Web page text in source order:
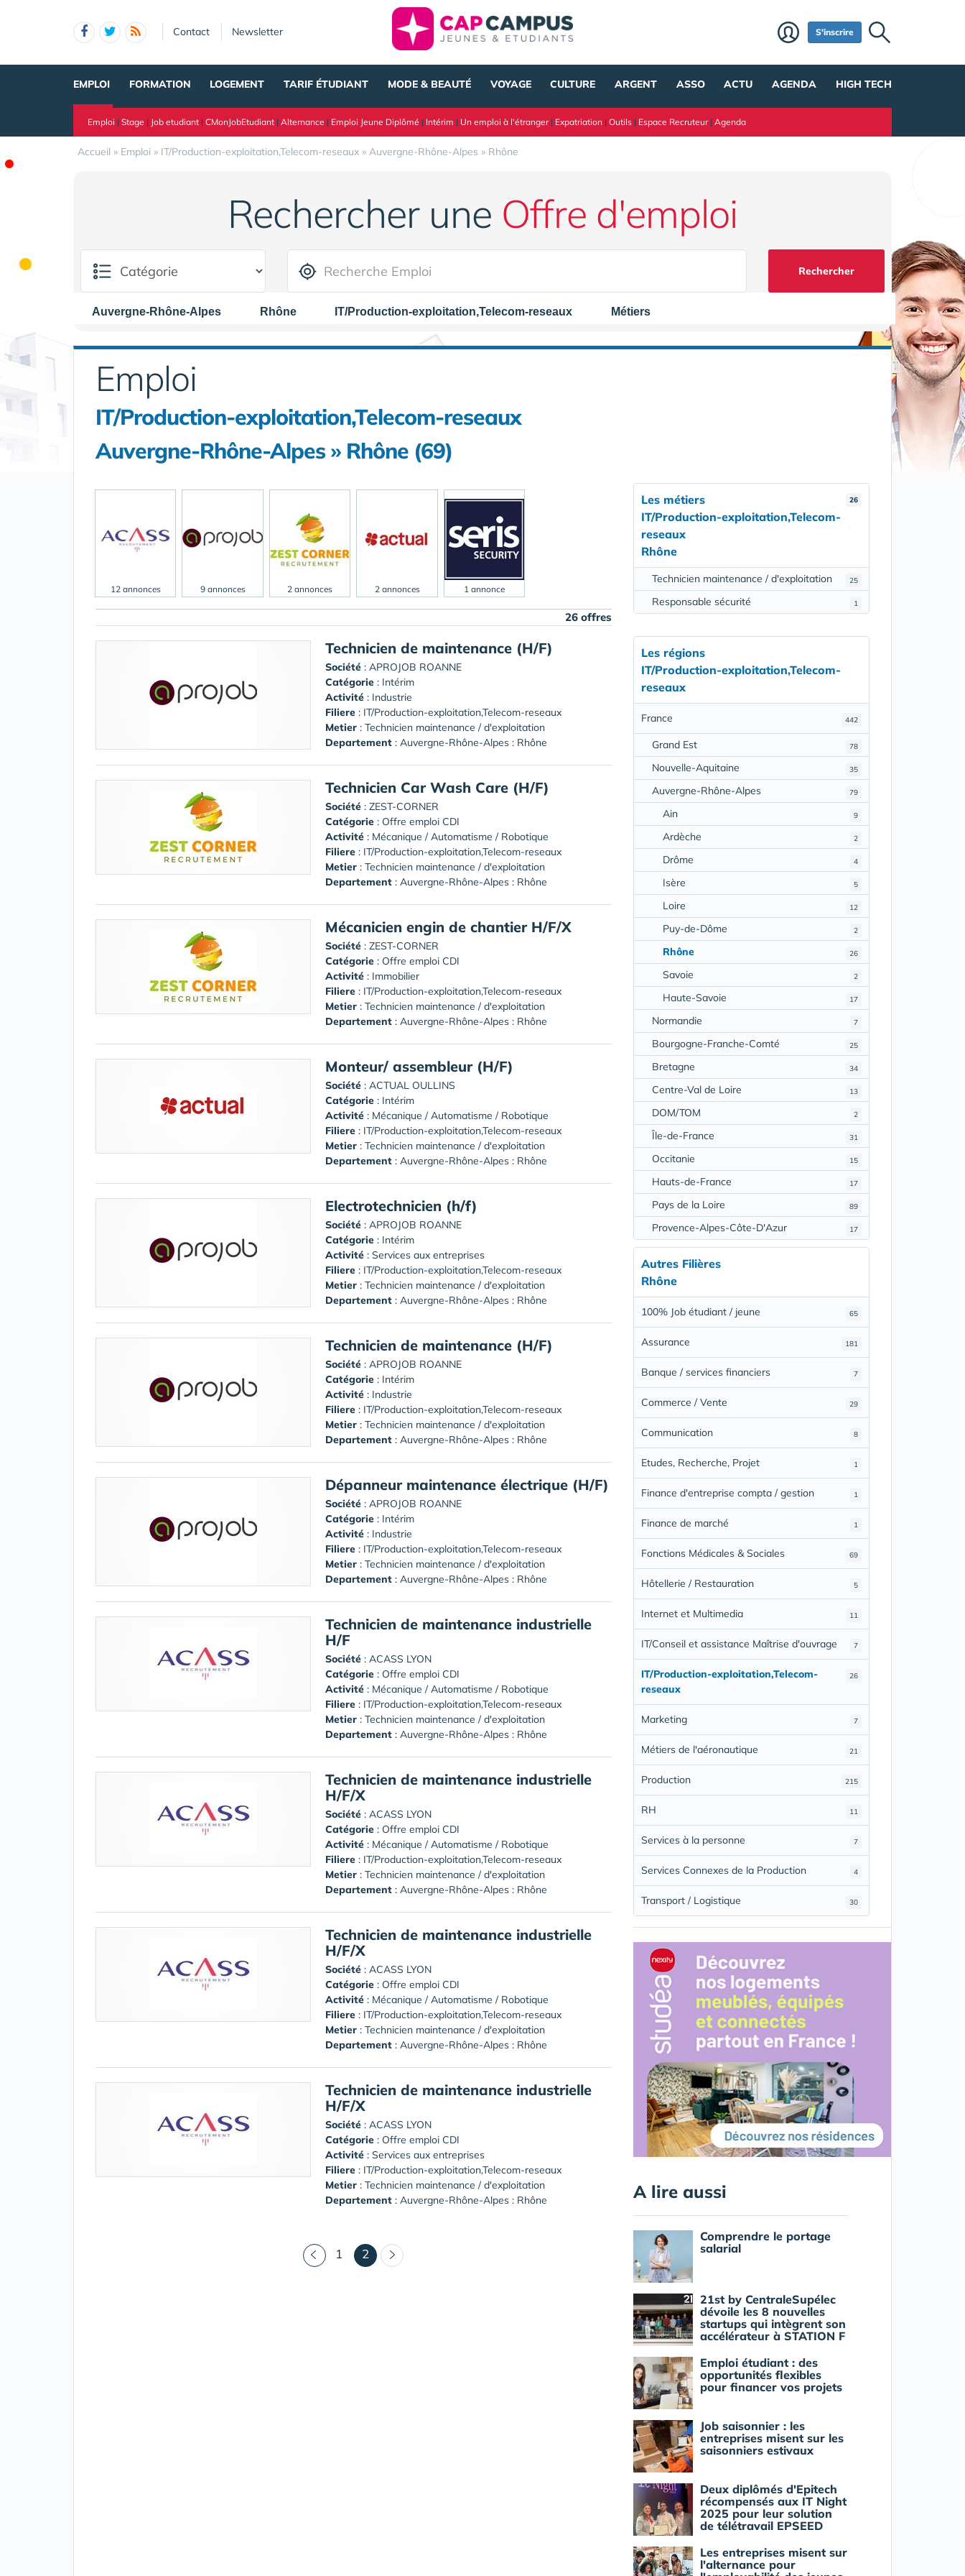
Contact Newsletter S'inscrire
EMPLOI FORMATION LOGEMENT TARIF ÉTUDIANT MODE & BEAUTÉ VOYAGE CULTURE ARGENT ASSO ACTU AGENDA HIGH TECH
Emploi | Stage | Job etudiant | CMonJobEtudiant | Alternance | Emploi Jeune Diplômé | Intérim | Un emploi à l'étranger| Expatriation | Outils | Espace Recruteur| Agenda
Accueil » Emploi » IT/Production-exploitation,Telecom-reseaux » Auvergne-Rhône-Alpes » Rhône
Rechercher une Offre d'emploi
Rechercher
Auvergne-Rhône-Alpes Rhône IT/Production-exploitation,Telecom-reseaux Métiers
Emploi
IT/Production-exploitation,Telecom-reseaux
Auvergne-Rhône-Alpes » Rhône (69)
12 annonces 9 annonces 2 annonces 2 annonces 1 annonce
26 offres
Technicien de maintenance (H/F)
Société : APROJOB ROANNE
Catégorie : Intérim
Activité : Industrie
Filiere : IT/Production-exploitation,Telecom-reseaux
Metier : Technicien maintenance / d'exploitation
Departement : Auvergne-Rhône-Alpes : Rhône
Technicien Car Wash Care (H/F)
Société : ZEST-CORNER
Catégorie : Offre emploi CDI
Activité : Mécanique / Automatisme / Robotique
Filiere : IT/Production-exploitation,Telecom-reseaux
Metier : Technicien maintenance / d'exploitation
Departement : Auvergne-Rhône-Alpes : Rhône
Mécanicien engin de chantier H/F/X
Société : ZEST-CORNER
Catégorie : Offre emploi CDI
Activité : Immobilier
Filiere : IT/Production-exploitation,Telecom-reseaux
Metier : Technicien maintenance / d'exploitation
Departement : Auvergne-Rhône-Alpes : Rhône
Monteur/ assembleur (H/F)
Société : ACTUAL OULLINS
Catégorie : Intérim
Activité : Mécanique / Automatisme / Robotique
Filiere : IT/Production-exploitation,Telecom-reseaux
Metier : Technicien maintenance / d'exploitation
Departement : Auvergne-Rhône-Alpes : Rhône
Electrotechnicien (h/f)
Société : APROJOB ROANNE
Catégorie : Intérim
Activité : Services aux entreprises
Filiere : IT/Production-exploitation,Telecom-reseaux
Metier : Technicien maintenance / d'exploitation
Departement : Auvergne-Rhône-Alpes : Rhône
Technicien de maintenance (H/F)
Société : APROJOB ROANNE
Catégorie : Intérim
Activité : Industrie
Filiere : IT/Production-exploitation,Telecom-reseaux
Metier : Technicien maintenance / d'exploitation
Departement : Auvergne-Rhône-Alpes : Rhône
Dépanneur maintenance électrique (H/F)
Société : APROJOB ROANNE
Catégorie : Intérim
Activité : Industrie
Filiere : IT/Production-exploitation,Telecom-reseaux
Metier : Technicien maintenance / d'exploitation
Departement : Auvergne-Rhône-Alpes : Rhône
Technicien de maintenance industrielle
H/F
Société : ACASS LYON
Catégorie : Offre emploi CDI
Activité : Mécanique / Automatisme / Robotique
Filiere : IT/Production-exploitation,Telecom-reseaux
Metier : Technicien maintenance / d'exploitation
Departement : Auvergne-Rhône-Alpes : Rhône
Technicien de maintenance industrielle
H/F/X
Société : ACASS LYON
Catégorie : Offre emploi CDI
Activité : Mécanique / Automatisme / Robotique
Filiere : IT/Production-exploitation,Telecom-reseaux
Metier : Technicien maintenance / d'exploitation
Departement : Auvergne-Rhône-Alpes : Rhône
Technicien de maintenance industrielle
H/F/X
Société : ACASS LYON
Catégorie : Offre emploi CDI
Activité : Mécanique / Automatisme / Robotique
Filiere : IT/Production-exploitation,Telecom-reseaux
Metier : Technicien maintenance / d'exploitation
Departement : Auvergne-Rhône-Alpes : Rhône
Technicien de maintenance industrielle
H/F/X
Société : ACASS LYON
Catégorie : Offre emploi CDI
Activité : Services aux entreprises
Filiere : IT/Production-exploitation,Telecom-reseaux
Metier : Technicien maintenance / d'exploitation
Departement : Auvergne-Rhône-Alpes : Rhône
1 2 (courant)
26
Les métiers
IT/Production-exploitation,Telecom-
reseaux
Rhône
25
Technicien maintenance / d'exploitation
1
Responsable sécurité
Les régions
IT/Production-exploitation,Telecom-
reseaux
442
France
78
Grand Est
35
Nouvelle-Aquitaine
79
Auvergne-Rhône-Alpes
9
Ain
2
Ardèche
4
Drôme
5
Isère
12
Loire
2
Puy-de-Dôme
26
Rhône
2
Savoie
17
Haute-Savoie
7
Normandie
25
Bourgogne-Franche-Comté
34
Bretagne
13
Centre-Val de Loire
2
DOM/TOM
31
Île-de-France
15
Occitanie
17
Hauts-de-France
89
Pays de la Loire
17
Provence-Alpes-Côte-D'Azur
Autres Filières
Rhône
65
100% Job étudiant / jeune
181
Assurance
7
Banque / services financiers
29
Commerce / Vente
8
Communication
1
Etudes, Recherche, Projet
1
Finance d'entreprise compta / gestion
1
Finance de marché
69
Fonctions Médicales & Sociales
5
Hôtellerie / Restauration
11
Internet et Multimedia
7
IT/Conseil et assistance Maîtrise d'ouvrage
26
IT/Production-exploitation,Telecom-
reseaux
7
Marketing
21
Métiers de l'aéronautique
215
Production
11
RH
7
Services à la personne
4
Services Connexes de la Production
30
Transport / Logistique
A lire aussi
Comprendre le portage
salarial
21st by CentraleSupélec
dévoile les 8 nouvelles
startups qui intègrent son
accélérateur à STATION F
Emploi étudiant : des
opportunités flexibles
pour financer vos projets
Job saisonnier : les
entreprises misent sur les
saisonniers estivaux
Deux diplômés d'Epitech
récompensés aux IT Night
2025 pour leur solution
de télétravail EPSEED
Les entreprises misent sur
l'alternance pour